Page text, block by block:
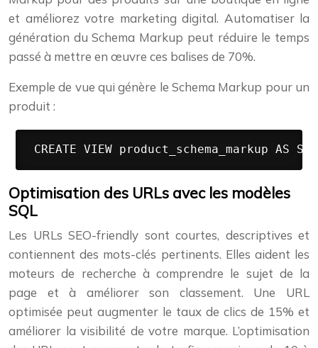
et améliorez votre marketing digital. Automatiser la
génération du Schema Markup peut réduire le temps
passé à mettre en œuvre ces balises de 70%.
Exemple de vue qui génère le Schema Markup pour un
produit :
CREATE VIEW product_schema_markup AS
Optimisation des URLs avec les modèles
SQL
Les URLs SEO-friendly sont courtes, descriptives et
contiennent des mots-clés pertinents. Elles aident les
moteurs de recherche à comprendre le sujet de la
page et à améliorer son classement. Une URL
optimisée peut augmenter le taux de clics de 15% et
améliorer la visibilité de votre marque. L’optimisation